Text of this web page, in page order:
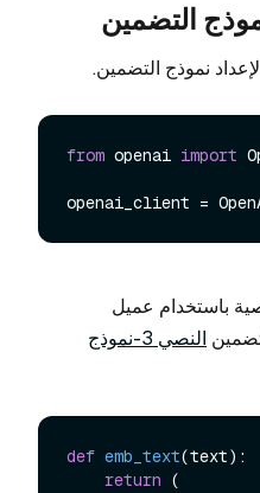
from openai import
باستخدام عميل
النصي 3-نموذج
def emb_text(text):
return (